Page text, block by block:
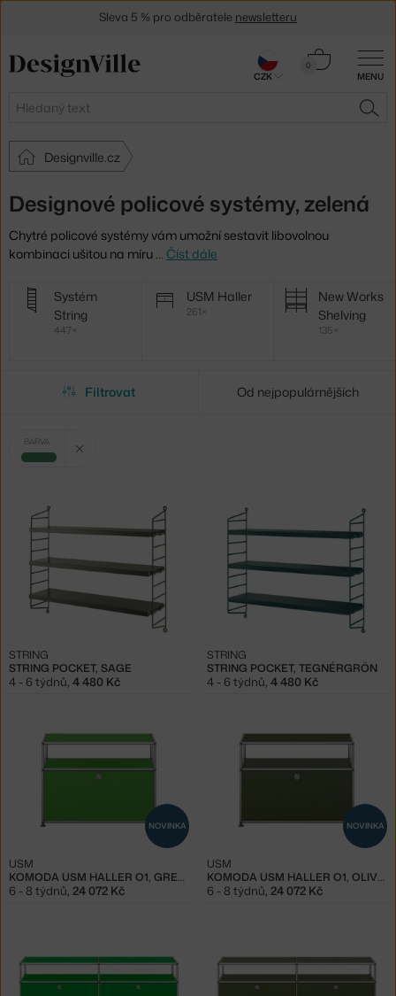
MENU
Hledat
0
Košík
Designville.cz
Designové policové systémy, zelená
Chytré policové systémy vám umožní sestavit libovolnou
kombinaci ušitou na míru … Číst dále
Další
kategorie
Systém
String
447×
USM Haller
261×
New Works
Shelving
135×
Filtrovat Od nejpopulárnějších
Vybrané
filtry:
BARVA
zelená
STRING POCKET, SAGE
STRING
4 - 6 týdnů 4 480 Kč
STRING POCKET, TEGNÉRGRÖN
STRING
4 - 6 týdnů 4 480 Kč
NOVINKA
KOMODA USM HALLER O1, GREEN
USM
6 - 8 týdnů, 24 072 Kč
NOVINKA
KOMODA USM HALLER O1, OLIVE GREEN
USM
6 - 8 týdnů, 24 072 Kč
Sleva 5 % pro odběratele newsletteru
CZK